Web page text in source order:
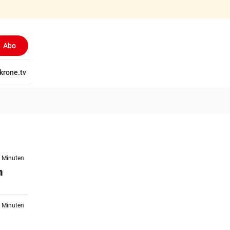
Abo
krone.tv
Minuten
Minuten